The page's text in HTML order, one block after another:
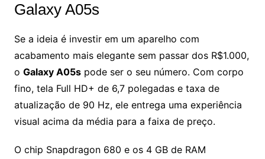
Galaxy A05s
Se a ideia é investir em um aparelho com
acabamento mais elegante sem passar dos R$1.000,
o Galaxy A05spode ser o seu número. Com corpo
fino, tela Full HD+ de 6,7 polegadas e taxa de
atualização de 90 Hz, ele entrega uma experiência
visual acima da média para a faixa de preço.
O chip Snapdragon 680 e os 4 GB de RAM